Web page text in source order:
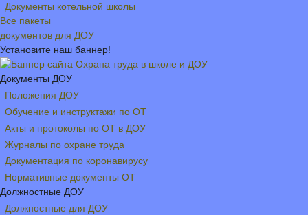
Документы котельной школы
Все пакеты
документов для ДОУ
Установите наш баннер!
Документы ДОУ
Положения ДОУ
Обучение и инструктажи по ОТ
Акты и протоколы по ОТ в ДОУ
Журналы по охране труда
Документация по коронавирусу
Нормативные документы ОТ
Должностные ДОУ
Должностные для ДОУ